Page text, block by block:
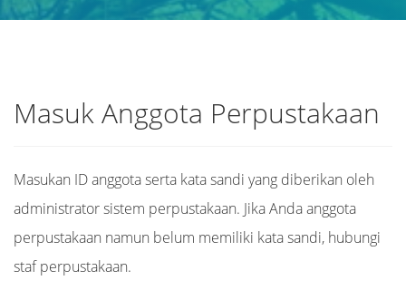
Masuk Anggota Perpustakaan
Masukan ID anggota serta kata sandi yang diberikan oleh
administrator sistem perpustakaan. Jika Anda anggota
perpustakaan namun belum memiliki kata sandi, hubungi
staf perpustakaan.